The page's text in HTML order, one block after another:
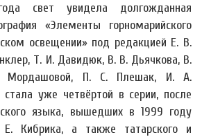
свет увидела долгожданная
«Элементы горномарийского
освещении» под редакцией Е. В.
Т. И. Давидюк, В. В. Дьячкова, В.
П. С. Плешак, И. А.
стала уже четвёртой в серии, после
языка, вышедших в 1999 году
Кибрика, а также татарского и